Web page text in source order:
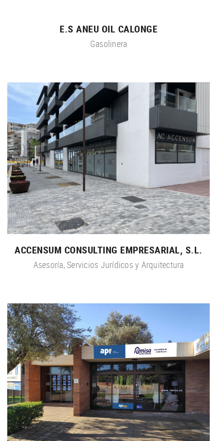
E.S ANEU OIL CALONGE
Gasolinera
ACCENSUM CONSULTING EMPRESARIAL, S.L.
Asesoría, Servicios Jurídicos y Arquitectura